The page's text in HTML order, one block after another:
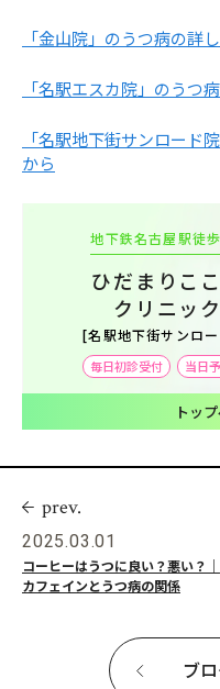
「金山院」のうつ病の詳
「名駅エスカ院」のうつ
「名駅地下街サンロード
から
地下鉄名古屋駅徒
ひだまりこ
クリニック
[名駅地下街サンロ
毎日初診受付 当日
トッ
prev.
2025.03.01
コーヒーはうつに良い？悪い？｜
カフェインとうつ病の関係
ブ